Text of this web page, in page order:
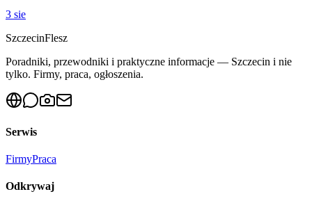
3 sie
SzczecinFlesz
Poradniki, przewodniki i praktyczne informacje — Szczecin i nie
tylko. Firmy, praca, ogłoszenia.
Serwis
FirmyPraca
Odkrywaj